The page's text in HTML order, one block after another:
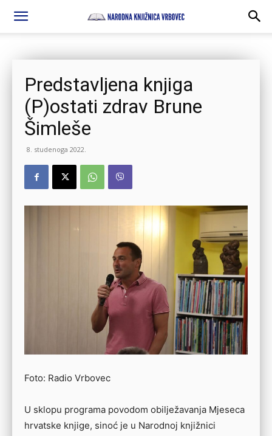
Predstavljena knjiga
(P)ostati zdrav Brune
Šimleše
8. studenoga 2022.
Foto: Radio Vrbovec
U sklopu programa povodom obilježavanja Mjeseca
hrvatske knjige, sinoć je u Narodnoj knjižnici